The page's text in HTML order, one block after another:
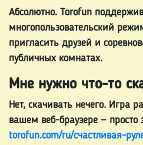
Абсолютно. Torofun
многопользовательский
пригласить друзей и
публичных комнатах.
Мне нужно что-то
Нет, скачивать нечего. Игра
вашем веб-браузере — просто
torofun.com/ru/счастливая-